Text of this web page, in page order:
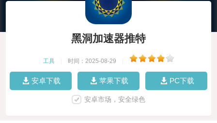
黑洞加速器推特
工具 时间：2025-08-29
安卓下载 苹果下载 PC下载
安卓市场，安全绿色